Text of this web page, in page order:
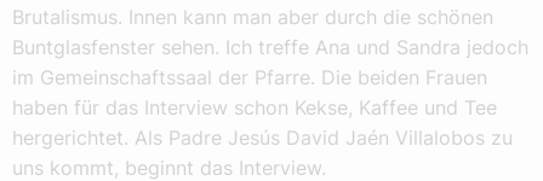
Brutalismus. Innen kann man aber durch die schönen
Buntglasfenster sehen. Ich treffe Ana und Sandra jedoch
im Gemeinschaftssaal der Pfarre. Die beiden Frauen
haben für das Interview schon Kekse, Kaffee und Tee
hergerichtet. Als Padre Jesús David Jaén Villalobos zu
uns kommt, beginnt das Interview.